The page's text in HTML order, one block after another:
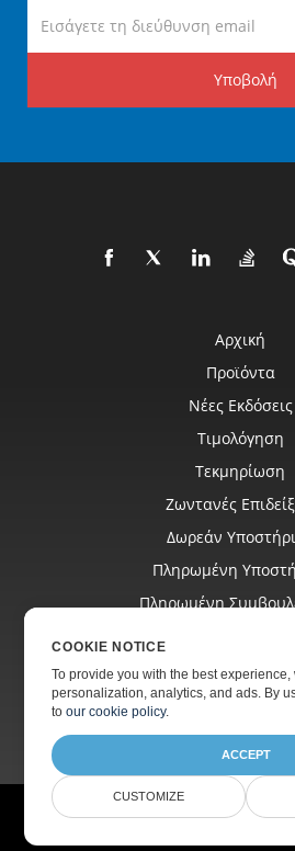
Υποβολή
Αρχική
Προϊόντα
Νέες Εκδόσεις
Τιμολόγηση
Τεκμηρίωση
Ζωντανές
Δωρεάν
Πληρωμένη
Πληρωμένη
Ιστοσελίδες
Σχετικά
© Aspose Pty Ltd 2001-2026.Όλα τα
COOKIE NOTICE
To provide you with the best
personalization, analytics, and ads. By
toour cookie policy.
ACCEPT
CUSTOMIZE